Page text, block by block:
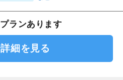
プランあります
細を見る